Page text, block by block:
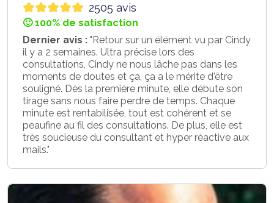
2505 avis
🙂 100% de satisfaction
Dernier avis : "Retour sur un élément vu par Cindy
il y a 2 semaines. Ultra précise lors des
consultations, Cindy ne nous lâche pas dans les
moments de doutes et ça, ça a le mérite d'être
souligné. Dès la première minute, elle débute son
tirage sans nous faire perdre de temps. Chaque
minute est rentabilisée, tout est cohérent et se
peaufine au fil des consultations. De plus, elle est
très soucieuse du consultant et hyper réactive aux
mails."